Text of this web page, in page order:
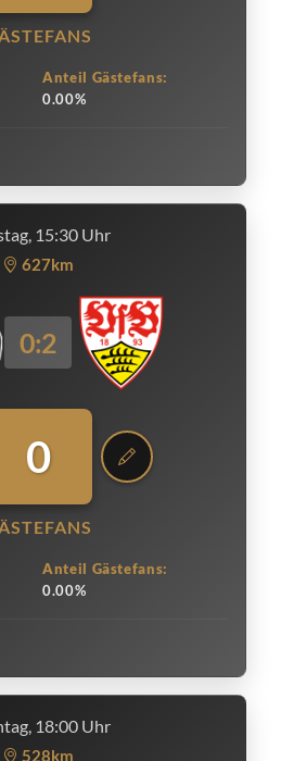
Anteil Gästefans:
0.00%
15:30 Uhr
627km
0:2
0
Anteil Gästefans:
0.00%
18:00 Uhr
528km